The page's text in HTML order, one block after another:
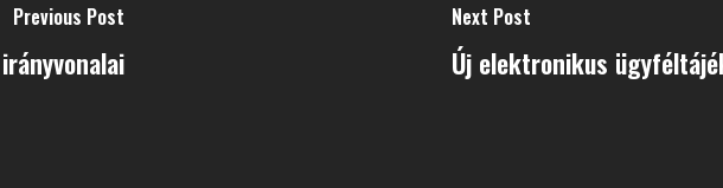
Previous Post Next Post
Új elektronikus